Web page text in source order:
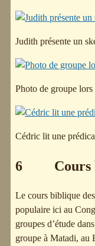
Judith présente un
Photo de groupe
Cédric lit une
6 Cours
Le cours biblique
populaire ici au
groupes d’étude
groupe à Matadi, au